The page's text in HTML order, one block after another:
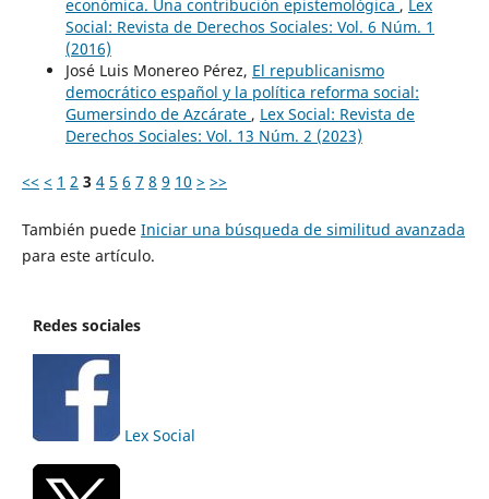
económica. Una contribución epistemológica , Lex
Social: Revista de Derechos Sociales: Vol. 6 Núm. 1
(2016)
José Luis Monereo Pérez, El republicanismo
democrático español y la política reforma social:
Gumersindo de Azcárate , Lex Social: Revista de
Derechos Sociales: Vol. 13 Núm. 2 (2023)
<< < 1 2 3 4 5 6 7 8 9 10 > >>
También puede Iniciar una búsqueda de similitud avanzada
para este artículo.
Redes sociales
Lex Social